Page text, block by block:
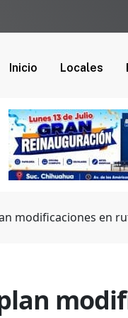
Inicio Locales
modificaciones en